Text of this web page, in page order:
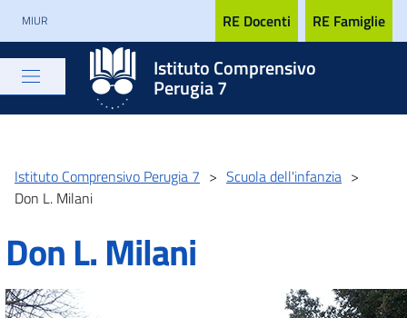
MIUR RE Docenti RE Famiglie
Istituto Comprensivo
Perugia 7
Istituto Comprensivo Perugia 7 > Scuola dell'infanzia >
Don L. Milani
Don L. Milani